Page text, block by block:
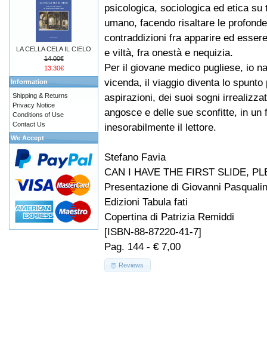
psicologica, sociologica ed etica su
umano, facendo risaltare le profonde
contraddizioni fra apparire ed
e viltà, fra onestà e nequizia.
Per il giovane medico pugliese, io
vicenda, il viaggio diventa lo
aspirazioni, dei suoi sogni
angosce e delle sue sconfitte, in
inesorabilmente il lettore.
Stefano Favia
CAN I HAVE THE FIRST SLIDE,
Presentazione di Giovanni
Edizioni Tabula fati
Copertina di Patrizia Remiddi
[ISBN-88-87220-41-7]
Pag. 144 - € 7,00
Reviews
LA CELLA CELA IL CIELO
14.00€
13.30€
Information
Shipping & Returns
Privacy Notice
Conditions of Use
Contact Us
We Accept